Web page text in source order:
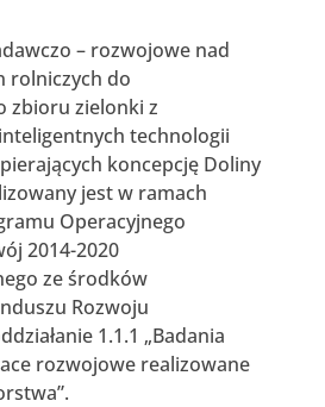
– rozwojowe nad
rolniczych do
zbioru zielonki z
technologii
koncepcję Doliny
jest w ramach
Operacyjnego
2014-2020
ze środków
Rozwoju
1.1.1 „Badania
rozwojowe realizowane